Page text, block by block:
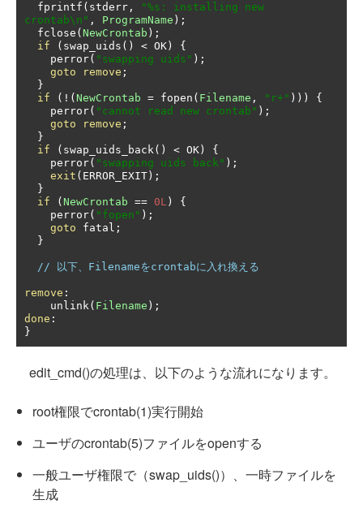
  fprintf
( stderr ,
"%s: installing new
crontab\n" , ProgramName );
  fclose
( NewCrontab );
if
( swap_uids () < OK )
{
    perror
( "swapping uids" );
goto
remove ;
}
if
(!( NewCrontab = fopen ( Filename , "r+" )))
{
    perror
( "cannot read new crontab" );
goto
remove ;
}
if
( swap_uids_back() < OK )
{
    perror
( "swapping uids back" );
exit ( ERROR_EXIT );
}
if
( NewCrontab == 0L )
{
    perror
( "fopen" );
goto fatal ;
}
// 以下、Filenameをcrontabに入れ換える
remove :
    unlink
( Filename );
done :
}
edit_cmd()の処理は、以下のような流れになります。
root権限でcrontab(1)実行開始
ユーザのcrontab(5)ファイルをopenする
一般ユーザ権限で（swap_uids()）、一時ファイルを
生成